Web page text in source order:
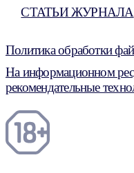
СТАТЬИ ЖУРНАЛА
Политика обработки
На информационном
рекомендательные